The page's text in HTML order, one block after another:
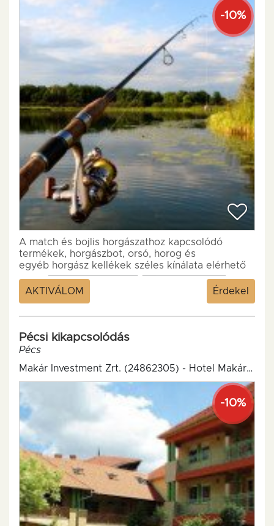
-10%
A match és bojlis horgászathoz kapcsolódó
termékek, horgászbot, orsó, horog és
egyéb horgász kellékek széles kínálata elérhető
horgászboltunk választékában.
AKTIVÁLOM
Érdekel
Pécsi kikapcsolódás
Pécs
Makár Investment Zrt. (24862305) - Hotel Makár Sport és Wellness***
-10%